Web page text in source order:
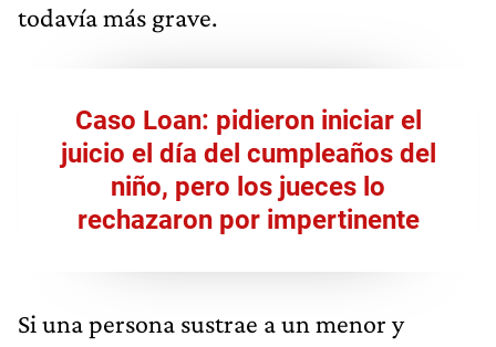
todavía más grave.
Caso Loan: pidieron iniciar el
juicio el día del cumpleaños del
niño, pero los jueces lo
rechazaron por impertinente
Si una persona sustrae a un menor y